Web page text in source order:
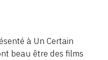
à Un Certain
beau être des films